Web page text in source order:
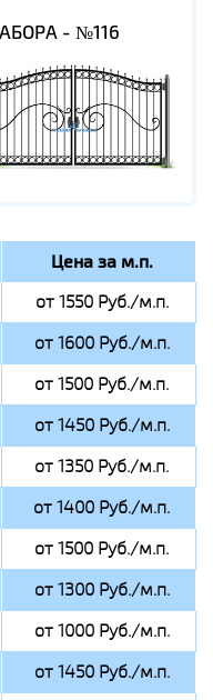
- №116
Цена за м.п.
от 1550 Руб./м.п.
от 1600 Руб./м.п.
от 1500 Руб./м.п.
от 1450 Руб./м.п.
от 1350 Руб./м.п.
от 1400 Руб./м.п.
от 1500 Руб./м.п.
от 1300 Руб./м.п.
от 1000 Руб./м.п.
от 1450 Руб./м.п.